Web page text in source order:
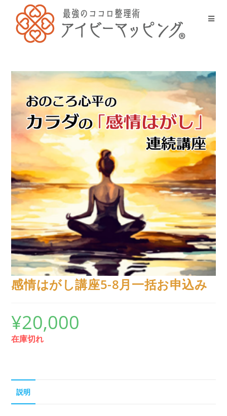
感情はがし講座5-8月一括お申込み
¥20,000
在庫切れ
説明